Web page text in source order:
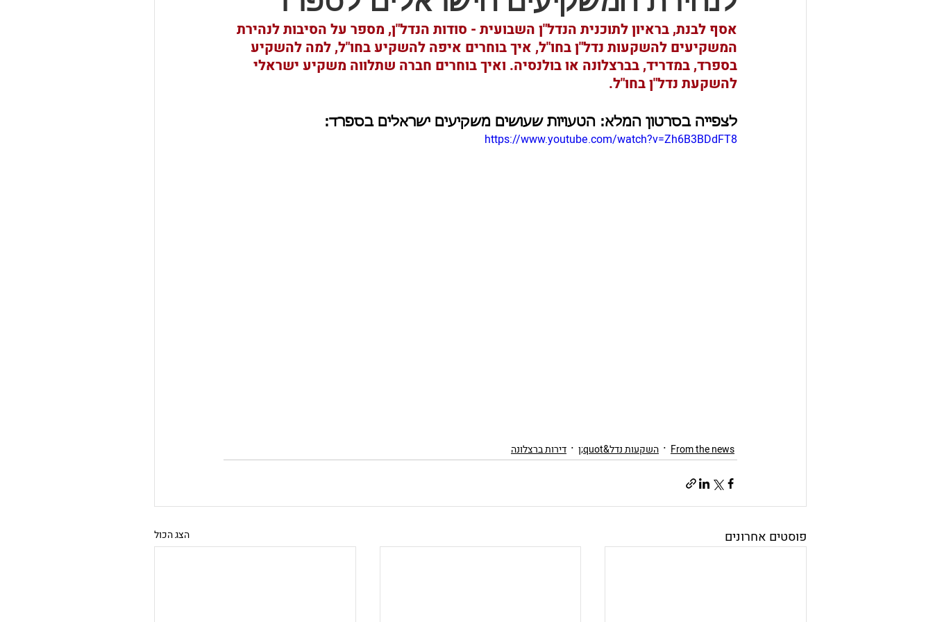
אסף לבנת, בראיון לתוכנית הנדל"ן השבועית - סודות הנדל"ן, מספר על הסיבות לנהירת
המשקיעים להשקעות נדל"ן בחו"ל, איך בוחרים איפה להשקיע בחו"ל, למה להשקיע
בספרד, במדריד, בברצלונה או בולנסיה. ואיך בוחרים חברה שתלווה משקיע ישראלי
להשקעת נדל"ן בחו"ל.
לצפייה בסרטון המלא: הטעויות שעושים משקיעים ישראלים בספרד:
https://www.youtube.com/watch?v=Zh6B3BDdFT8
From the news השקעות נדל&quot;ן דירות ברצלונה
פוסטים אחרונים הצג הכול